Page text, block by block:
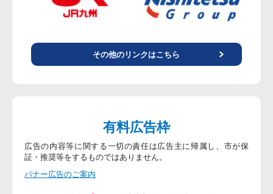
その他のリンクはこちら
有料広告枠
広告の内容等に関する一切の責任は広告主に帰属し、市が保
証・推奨等をするものではありません。
バナー広告のご案内